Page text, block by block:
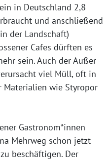
in Deutschland 2,8
und anschließend
der Landschaft)
Cafes dürften es
sein. Auch der Außer-
viel Müll, oft in
Materialien wie Styropor
Gastronom*innen
Mehrweg schon jetzt –
beschäftigen. Der